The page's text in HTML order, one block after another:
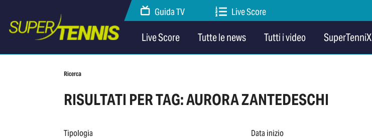
Guida TV Live Score
Live Score Tutte le news Tutti i video SuperTenniX
Ricerca
RISULTATI PER TAG: AURORA ZANTEDESCHI
Tipologia
Data inizio